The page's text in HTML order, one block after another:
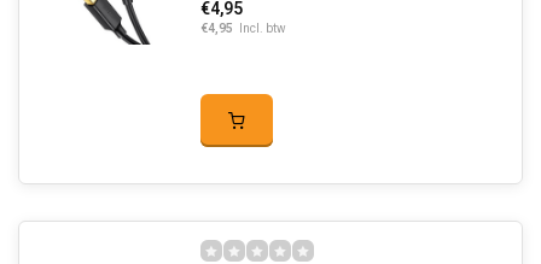
€4,95
€4,95 Incl. btw